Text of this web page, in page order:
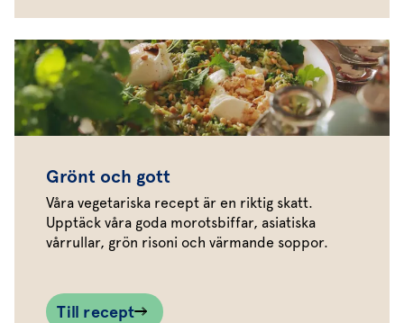
Grönt och gott
Våra vegetariska recept är en riktig skatt.
Upptäck våra goda morotsbiffar, asiatiska
vårrullar, grön risoni och värmande soppor.
Till recept